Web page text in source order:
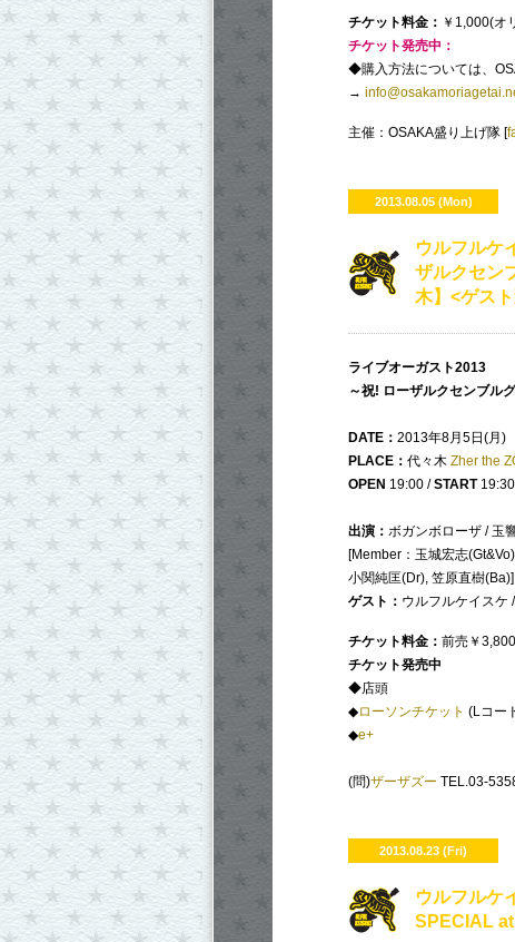
チケット料金： ￥1,000(オ
チケット発売中：
◆購入方法については、
→
主催：OSAKA盛り上げ隊 [
2013.08.05 (Mon)
ウルフルケ
ザルクセン
木】<ゲス
ライブオーガスト2013
～祝! ローザルクセンブル
DATE： 2013年8月5日(月)
PLACE： 代々木 Zher the
OPEN 19:00 /START19:30
出演： ボガンボローザ / 玉
[Member：玉城宏志
小関純匡(Dr), 笠原直樹(Ba)]
ゲスト： ウルフルケイスケ
チケット料金： 前売￥
チケット発売中
◆店頭
◆ローソンチケット (Lコー
◆e+
(問)ザーザズー TEL.03-
2013.08.23 (Fri)
ウルフルケ
SPECIAL at